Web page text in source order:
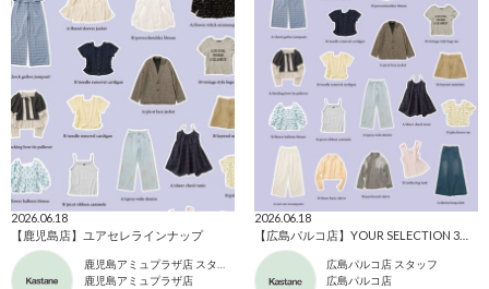
2026.06.18
【鹿児島店】ユアセレラインナップ
鹿児島アミュプラザ店
2026.06.18
【広島パルコ店】YOUR SELECTION 3開催決定！6/19(金)〜22(月)
広島パルコ店 スタッフ
広島パルコ店